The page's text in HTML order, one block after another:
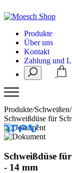
Produkte
Über uns
Kontakt
Zahlung und
Produkte/Schweißen/
Schweißdüse für
Schweißdüse
- 14 mm